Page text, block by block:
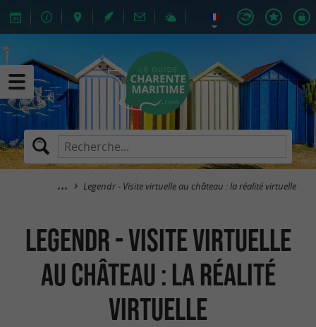
Legendr - Visite virtuelle au château : la réalité virtuelle
Legendr - Visite virtuelle
au château : la réalité
virtuelle